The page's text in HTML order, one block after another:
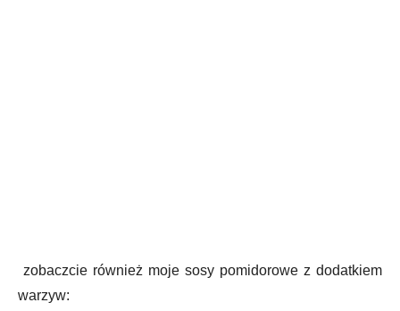
zobaczcie również moje sosy pomidorowe z dodatkiem
warzyw: